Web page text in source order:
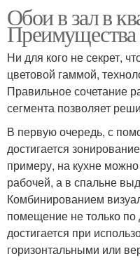
Обои в зал в
Преимущества
Ни для кого не секрет,
цветовой гаммой,
Правильное сочетание
сегмента позволяет
В первую очередь, с
достигается
примеру, на кухне
рабочей, а в спальне
Комбинированием
помещение не только
достигается при
горизонтальными или